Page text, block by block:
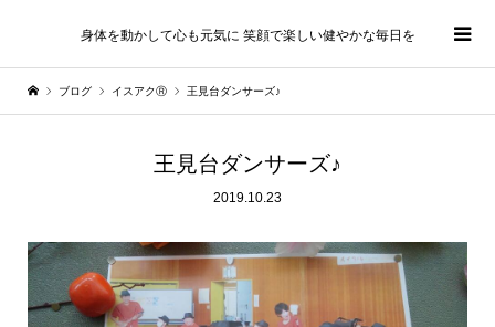
身体を動かして心も元気に 笑顔で楽しい健やかな毎日を
ブログ イスアクⓇ 王見台ダンサーズ♪
王見台ダンサーズ♪
2019.10.23